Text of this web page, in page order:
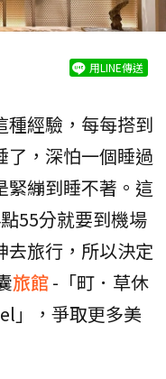
用LINE傳送
種經驗，每每搭到
了，深怕一個睡過
緊繃到睡不著。這
55分就要到機場
去旅行，所以決定
旅館-「町．草休
」，爭取更多美